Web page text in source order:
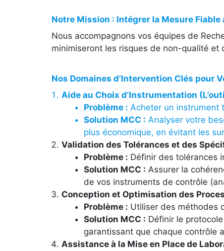
Notre Mission : Intégrer la Mesure
Nous accompagnons vos équipes de
minimiseront les risques de non-qualité et
Nos Domaines d’Intervention Clés pour
Aide au Choix d’Instrumentation
Problème : Acheter un instrument
Solution MCC : Analyser votre
plus économique, en évitant les
Validation des Tolérances et des
Problème : Définir des tolérances
Solution MCC : Assurer la
de vos instruments de contrôle
Conception et Optimisation des
Problème : Utiliser des méthodes
Solution MCC : Définir le
garantissant que chaque contrôle
Assistance à la Mise en Place de